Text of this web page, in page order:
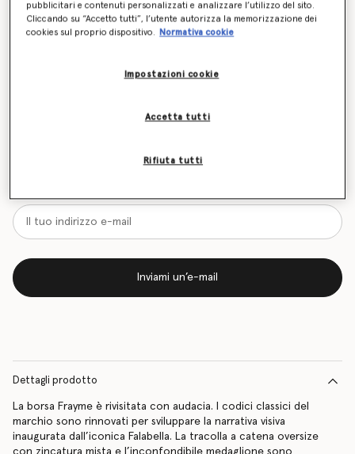
Borsa a spalla piccola Frayme
Prezzo ridotto da
CHF1,330.00aCHF532.00
Scopri in anteprima quando sarà di nuovo disponibile
Inviami un’e-mail
Dettagli prodotto
La borsa Frayme è rivisitata con audacia. I codici classici del
marchio sono rinnovati per sviluppare la narrativa visiva
inaugurata dall’iconica Falabella. La tracolla a catena oversize
con zincatura mista e l’inconfondibile medaglione sono
pubblicitari e contenuti personalizzati e analizzare l’utilizzo del sito.
Cliccando su “Accetto tutti”, l’utente autorizza la memorizzazione dei
cookies sul proprio dispositivo.
Normativa cookie
Impostazioni cookie
Rifiuta tutti
Accetta tutti